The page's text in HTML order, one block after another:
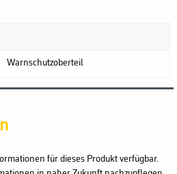
Warnschutzoberteil
für dieses Produkt verfügbar.